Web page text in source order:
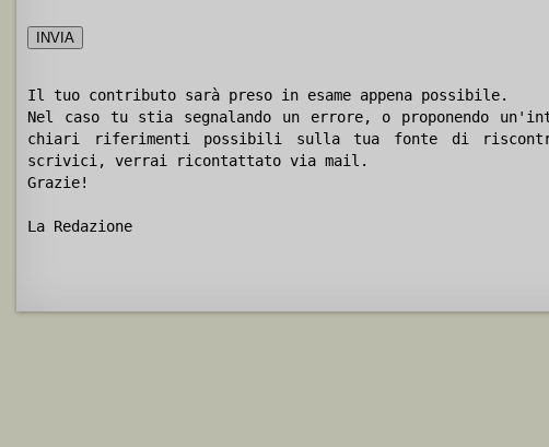
Il tuo contributo sarà preso in esame appena possibile.
Nel caso tu stia segnalando un errore, o proponendo
chiari riferimenti possibili sulla tua fonte di
scrivici, verrai ricontattato via mail.
Grazie!
La Redazione